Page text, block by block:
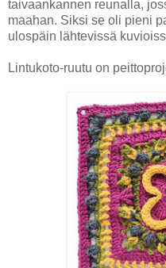
taivaankannen reunalla,
maahan. Siksi se oli pieni
ulospäin lähtevissä
Lintukoto-ruutu on